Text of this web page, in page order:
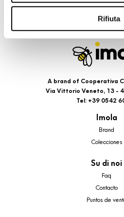
riportati. Puoi avere maggiori
l’Informativa estesa cookie. La
banner comporterà il permanere
analytics, per i quali non occorre
comunque modificare le tue
accedendo al link presente nel
Rifiuta
A brand of Cooperativa
Via Vittorio Veneto, 13 -
Tel: +39 0542
Imola
Brand
Colecciones
Su di noi
Faq
Contacto
Puntos de